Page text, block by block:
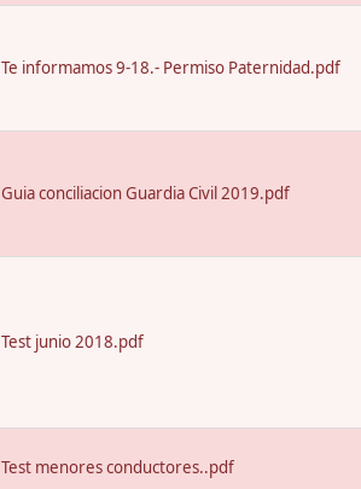
Te informamos 9-18.- Permiso Paternidad.pdf
Guia conciliacion Guardia Civil 2019.pdf
Test junio 2018.pdf
Test menores conductores..pdf